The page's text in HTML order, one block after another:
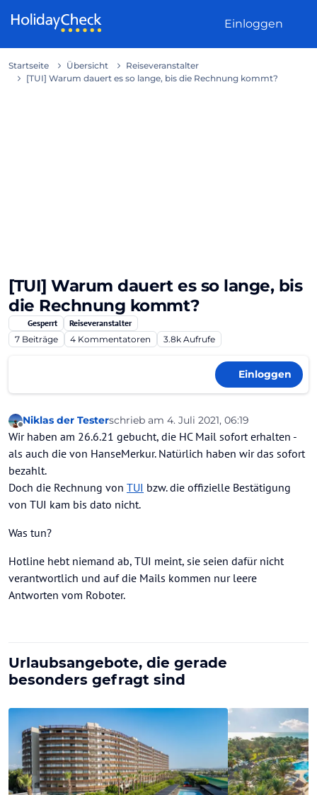
Einloggen
Startseite Übersicht
Reiseveranstalter
[TUI] Warum dauert es so lange, bis die Rechnung kommt?
[TUI] Warum dauert es so lange, bis
die Rechnung kommt?
Gesperrt
Reiseveranstalter
7 Beiträge 4 Kommentatoren 3.8k Aufrufe
Einloggen
Offline
Niklas der Testerschrieb am 4. Juli 2021, 06:19
zuletzt editiert von
Wir haben am 26.6.21 gebucht, die HC Mail sofort erhalten -
als auch die von HanseMerkur. Natürlich haben wir das sofort
bezahlt.
Doch die Rechnung von TUI bzw. die offizielle Bestätigung
von TUI kam bis dato nicht.
Was tun?
Hotline hebt niemand ab, TUI meint, sie seien dafür nicht
verantwortlich und auf die Mails kommen nur leere
Antworten vom Roboter.